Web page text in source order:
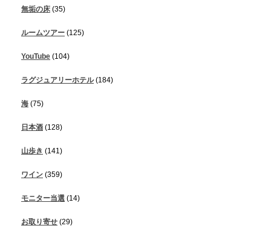
無垢の床 (35)
ルームツアー (125)
YouTube (104)
ラグジュアリーホテル(184)
海 (75)
日本酒 (128)
山歩き (141)
ワイン (359)
モニター当選 (14)
お取り寄せ (29)